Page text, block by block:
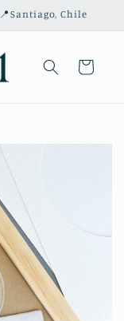
📍Santiago, Chile
Carrito